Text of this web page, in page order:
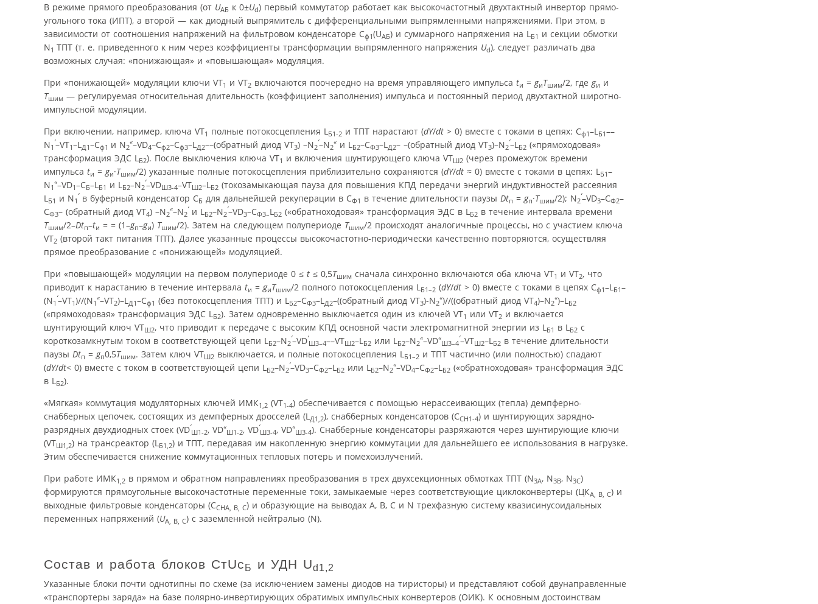
В режиме прямого преобразования (от UАБ к 0±Ud) первый коммутатор работает как высокочастотный двухтактный инвертор прямо­
угольного тока (ИПТ), а второй — как диодный выпрямитель с дифференциальными выпрямленными напряжениями. При этом, в
зависимости от соотношения напряжений на фильтровом конденсаторе Сф1(UАБ) и суммарного напряжения на L Б1 и секции обмотки
N1 ТПТ (т. е. приведенного к ним через коэффициенты трансформации выпрямленного напряжения Ud), следует различать два
возможных случая: «понижающая» и «повышающая» модуляция.
При «понижающей» модуляции ключи VT1 и VT2 включаются поочередно на время управляющего импульса tи = gиТшим/2, где gи и
Тшим — регулируемая относительная длительность (коэффициент заполнения) импульса и постоянный период двухтактной широтно-
импульсной модуляции.
При включении, например, ключа VT1 полные потокосцепления L Б1-2 и ТПТ нарастают (dY/dt > 0) вместе с токами в цепях: Сф1–L Б1––
N1
‘–VT1–L Д1–Сф1 и N2
«–VD4–Cф2–Сф3–L Д2––(обратный диод VT3) –N2
‘–N2
« и L Б2–СФ3–L Д2– –(обратный диод VT3)–N2
‘–L Б2 («прямоходовая»
трансформация ЭДС L Б2). После выключения ключа VT1 и включения шунтирующего ключа VTШ2 (через промежуток времени
импульса tи = gи·Тшим/2) указанные полные потокосцепления приблизительно сохраняются (dY/dt ≈ 0) вместе с токами в цепях: L Б1–
N1
«–VD1–CБ–L Б1 и L Б2–N2
‘–VDШ3-4–VTШ2–L Б2 (токозамыкающая пауза для повышения КПД передачи энергий индуктивностей рассеяния
L Б1 и N1
‘в буферный конденсатор CБ для дальнейшей рекуперации в СФ1 в течение длительности паузы Dtп = gп·Тшим/2); N2
‘–VD3–СФ2–
СФ3– (обратный диод VT4) –N2
«–N2
‘и L Б2–N2
‘–VD3–CФ3–L Б2 («обратноходовая» трансформация ЭДС в L Б2 в течение интервала времени
Тшим/2–Dtп–tи = = (1–gп–gи) Тшим/2). Затем на следующем полупериоде Тшим/2 происходят аналогичные процессы, но с участием ключа
VT2 (второй такт питания ТПТ). Далее указанные процессы высокочастотно-периодически качественно повторяются, осуществляя
прямое преобразование с «понижающей» модуляцией.
При «повышающей» модуляции на первом полупериоде 0 ≤ t ≤ 0,5Тшим сначала синхронно включаются оба ключа VT1 и VT2, что
приводит к нарастанию в течение интервала tи = gиТшим/2 полного потокосцепления L Б1–2 (dY/dt > 0) вместе с токами в цепях Сф1–L Б1–
(N1
‘–VT1)//(N1
«–VT2)–L Д1–Сф1 (без потокосцепления ТПТ) и L Б2–СФ3–L Д2–((обратный диод VT3)-N2
«)//((обратный диод VT4)–N2
«)–L Б2
(«прямоходовая» трансформация ЭДС L Б2). Затем одновременно выключается один из ключей VT1 или VT2 и включается
шунтирующий ключ VTШ2, что приводит к передаче с высоким КПД основной части электромагнитной энергии из L Б1 в L Б2 с
короткозамкнутым током в соответствующей цепи L Б2–N2
‘–VD‘
Ш3–4––VTШ2–L Б2 или L Б2–N2
«–VD«
Ш3–4
‘–VTШ2–L Б2 в течение длительности
паузы Dtп = gп0,5Тшим. Затем ключ VTШ2 выключается, и полные потокосцепления L Б1–2 и ТПТ частично (или полностью) спадают
(dY/dt< 0) вместе с током в соответствующей цепи L Б2–N2
‘–VD3–CФ2–L Б2 или L Б2–N2
«–VD4–CФ2–L Б2 («обратноходовая» трансформация ЭДС
в L Б2).
«Мягкая» коммутация модуляторных ключей ИМК1,2 (VT1-4) обеспечивается с помощью нерассеивающих (тепла) демпферно-
снабберных цепочек, состоящих из демпферных дросселей (L Д1,2), снабберных конденсаторов (ССН1-4) и шунтирующих зарядно-
разрядных двухдиодных стоек (VD‘
Ш1-2, VD«
Ш1-2, VD‘
Ш3-4, VD«
Ш3-4). Снабберные конденсаторы разряжаются через шунтирующие ключи
(VTШ1,2) на трансреактор (L Б1,2) и ТПТ, передавая им накопленную энергию коммутации для дальнейшего ее использования в нагрузке.
Этим обеспечивается снижение коммутационных тепловых потерь и помехоизлучений.
При работе ИМК1,2 в прямом и обратном направлениях преобразования в трех двухсекционных обмотках ТПТ (N3A, N3B, N3C)
формируются прямоугольные высокочастотные переменные токи, замыкаемые через соответствующие циклоконвертеры (ЦКА, В, С) и
выходные фильтровые конденсаторы (ССНА, В, С) и образующие на выводах А, В, С и N трехфазную систему квазисинусоидальных
переменных напряжений (UА, В, С) с заземленной нейтралью (N).
Состав и работа блоков СтUс Б и УДН Ud 1,2
Указанные блоки почти однотипны по схеме (за исключением замены диодов на тиристоры) и представляют собой двунаправленные
«транспортеры заряда» на базе полярно-инвертирующих обратимых импульсных конвертеров (ОИК). К основным достоинствам